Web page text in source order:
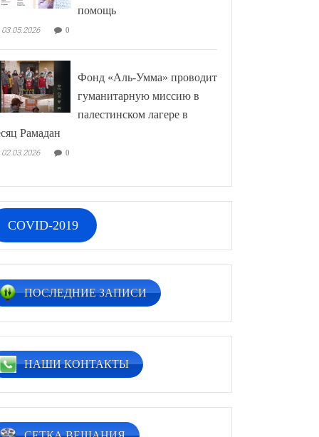
помощь
03.05.2026 0
Фонд «Аль-Умма» проводит
гуманитарную миссию в
палестинском лагере в
Рамадан
02.03.2026 0
COVID-2019
ПОСЛЕДНИЕ ЗАПИСИ
НАШИ КОНТАКТЫ